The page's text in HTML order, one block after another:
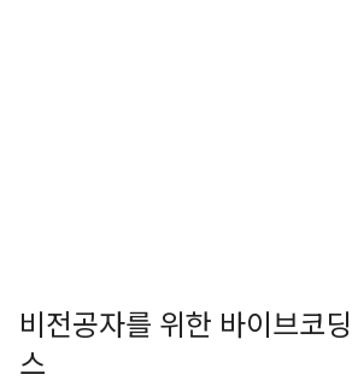
좌 미리보기
비전공자를 위한 바이브코
스